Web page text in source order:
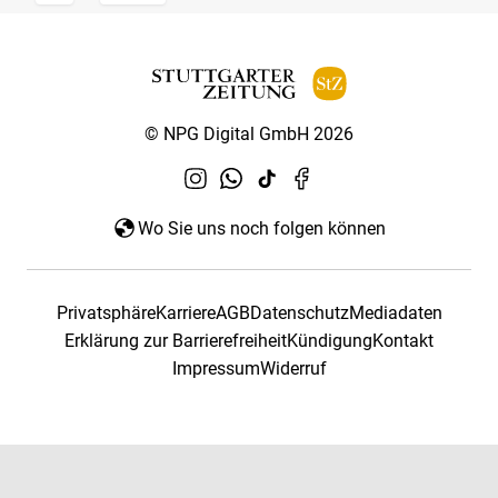
© NPG Digital GmbH 2026
Wo Sie uns noch folgen können
PrivatsphäreKarriereAGBDatenschutzMediadaten
Erklärung zur BarrierefreiheitKündigungKontakt
ImpressumWiderruf